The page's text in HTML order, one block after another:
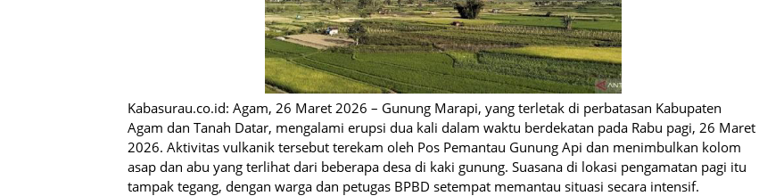
Kabasurau.co.id: Agam, 26 Maret 2026 – Gunung Marapi, yang terletak di perbatasan Kabupaten
Agam dan Tanah Datar, mengalami erupsi dua kali dalam waktu berdekatan pada Rabu pagi, 26 Maret
2026. Aktivitas vulkanik tersebut terekam oleh Pos Pemantau Gunung Api dan menimbulkan kolom
asap dan abu yang terlihat dari beberapa desa di kaki gunung. Suasana di lokasi pengamatan pagi itu
tampak tegang, dengan warga dan petugas BPBD setempat memantau situasi secara intensif.